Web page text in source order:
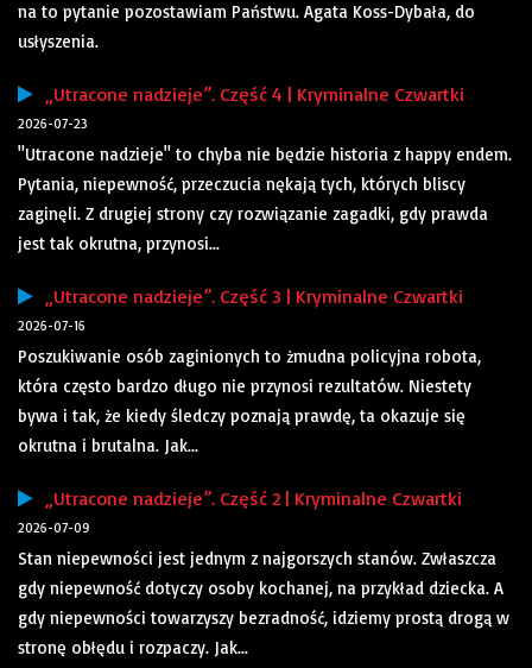
na to pytanie pozostawiam Państwu. Agata Koss-Dybała, do
usłyszenia.
„Utracone nadzieje”. Część 4 | Kryminalne Czwartki
2026-07-23
"Utracone nadzieje" to chyba nie będzie historia z happy endem.
Pytania, niepewność, przeczucia nękają tych, których bliscy
zaginęli. Z drugiej strony czy rozwiązanie zagadki, gdy prawda
jest tak okrutna, przynosi...
„Utracone nadzieje”. Część 3 | Kryminalne Czwartki
2026-07-16
Poszukiwanie osób zaginionych to żmudna policyjna robota,
która często bardzo długo nie przynosi rezultatów. Niestety
bywa i tak, że kiedy śledczy poznają prawdę, ta okazuje się
okrutna i brutalna. Jak...
„Utracone nadzieje”. Część 2 | Kryminalne Czwartki
2026-07-09
Stan niepewności jest jednym z najgorszych stanów. Zwłaszcza
gdy niepewność dotyczy osoby kochanej, na przykład dziecka. A
gdy niepewności towarzyszy bezradność, idziemy prostą drogą w
stronę obłędu i rozpaczy. Jak...